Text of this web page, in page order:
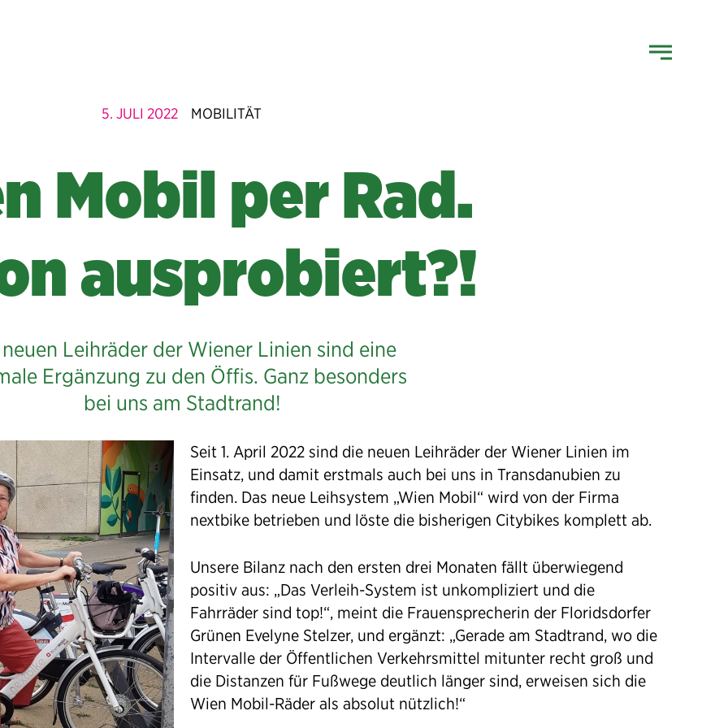
5. JULI 2022 MOBILITÄT
Mobil per Rad.
ausprobiert?!
Leihräder der Wiener Linien sind eine
Ergänzung zu den Öffis. Ganz besonders
bei uns am Stadtrand!
Seit 1. April 2022 sind die neuen Leihräder der Wiener Linien im
Einsatz, und damit erstmals auch bei uns in Transdanubien zu
finden. Das neue Leihsystem „Wien Mobil“ wird von der Firma
nextbike betrieben und löste die bisherigen Citybikes komplett ab.
Unsere Bilanz nach den ersten drei Monaten fällt überwiegend
positiv aus: „Das Verleih-System ist unkompliziert und die
Fahrräder sind top!“, meint die Frauensprecherin der Floridsdorfer
Grünen Evelyne Stelzer, und ergänzt: „Gerade am Stadtrand, wo die
Intervalle der Öffentlichen Verkehrsmittel mitunter recht groß und
die Distanzen für Fußwege deutlich länger sind, erweisen sich die
Wien Mobil-Räder als absolut nützlich!“